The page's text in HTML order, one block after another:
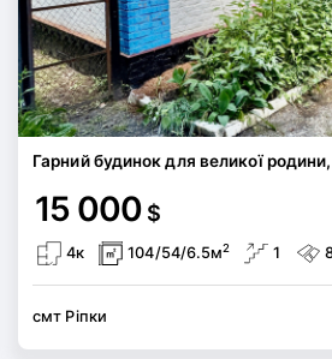
Гарний будинок для великої
15 000 $
4к 104/54/6.5м2 1
смт Ріпки